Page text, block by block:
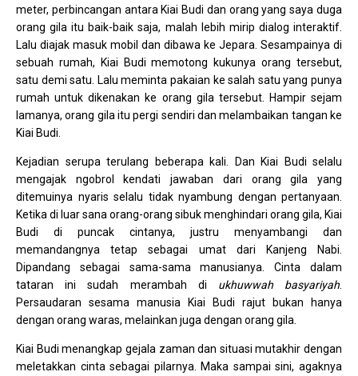
meter, perbincangan antara Kiai Budi dan orang yang saya duga
orang gila itu baik-baik saja, malah lebih mirip dialog interaktif.
Lalu diajak masuk mobil dan dibawa ke Jepara. Sesampainya di
sebuah rumah, Kiai Budi memotong kukunya orang tersebut,
satu demi satu. Lalu meminta pakaian ke salah satu yang punya
rumah untuk dikenakan ke orang gila tersebut. Hampir sejam
lamanya, orang gila itu pergi sendiri dan melambaikan tangan ke
Kiai Budi.
Kejadian serupa terulang beberapa kali. Dan Kiai Budi selalu
mengajak ngobrol kendati jawaban dari orang gila yang
ditemuinya nyaris selalu tidak nyambung dengan pertanyaan.
Ketika di luar sana orang-orang sibuk menghindari orang gila, Kiai
Budi di puncak cintanya, justru menyambangi dan
memandangnya tetap sebagai umat dari Kanjeng Nabi.
Dipandang sebagai sama-sama manusianya. Cinta dalam
tataran ini sudah merambah di ukhuwwah basyariyah
Persaudaran sesama manusia Kiai Budi rajut bukan hanya
dengan orang waras, melainkan juga dengan orang gila.
Kiai Budi menangkap gejala zaman dan situasi mutakhir dengan
meletakkan cinta sebagai pilarnya. Maka sampai sini, agaknya